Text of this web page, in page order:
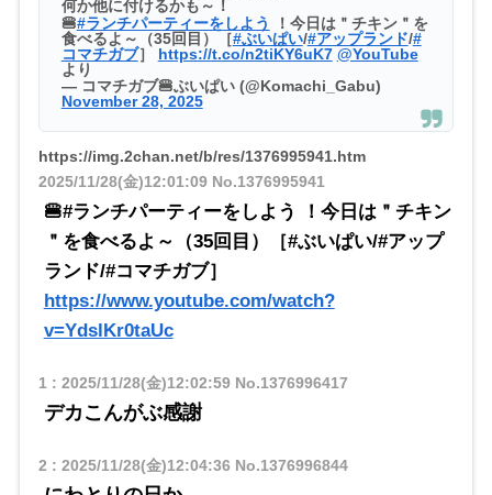
何か他に付けるかも～！
🍔#ランチパーティーをしよう
！今日は＂チキン＂を
食べるよ～（35回目）［#ぶいぱい/#アップランド/#
コマチガブ］ https://t.co/n2tiKY6uK7 @YouTube
より
— コマチガブ🍔ぶいぱい (@Komachi_Gabu)
November 28, 2025
https://img.2chan.net/b/res/1376995941.htm
2025/11/28(金)12:01:09No.1376995941
🍔#ランチパーティーをしよう ！今日は＂チキン
＂を食べるよ～（35回目）［#ぶいぱい/#アップ
ランド/#コマチガブ］
https://www.youtube.com/watch?
v=YdslKr0taUc
1 : 2025/11/28(金)12:02:59No.1376996417
デカこんがぶ感謝
2 : 2025/11/28(金)12:04:36 No.1376996844